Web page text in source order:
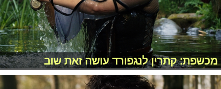
מכשפת: קתרין לנגפורד עושה זאת שוב